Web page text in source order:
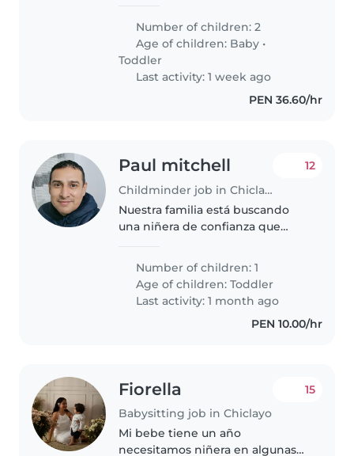
una persona responsable y
honesta. Sobretodo, que ame
estar con niños y bebé.
Number of children: 2
Age of children: Baby •
Toddler
Last activity: 1 week ago
PEN 36.60/hr
Paul mitchell
Childminder job in Chiclayo
12
Nuestra familia está buscando
una niñera de confianza que
sienta cómoda con la musica y
con bailar. Deeeo que la vea..
Number of children: 1
Age of children:Toddler
Last activity: 1 month ago
PEN 10.00/hr
Fiorella
Babysitting job in Chiclayo
15
Mi bebe tiene un año
necesitamos niñera en algunas